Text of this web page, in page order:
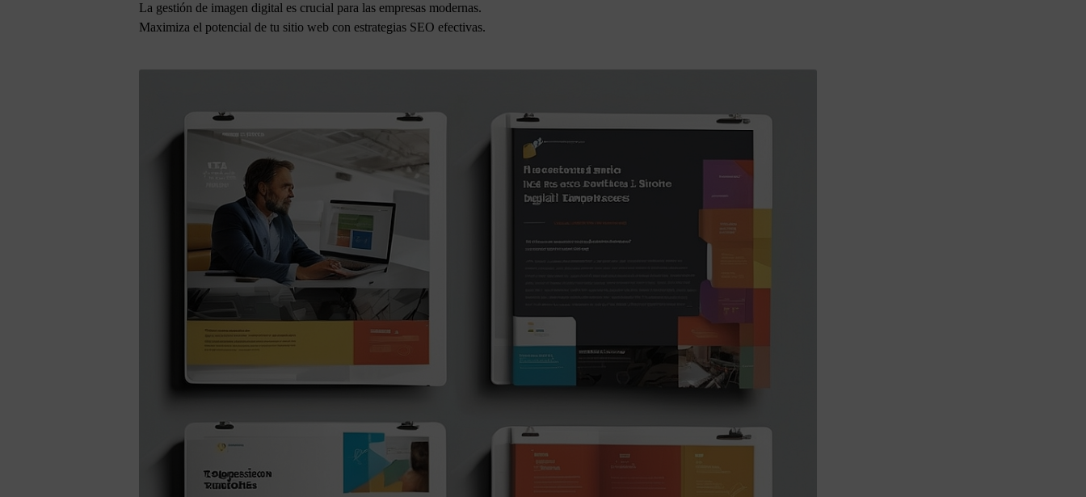
La gestión de imagen digital es crucial para las empresas modernas.
Maximiza el potencial de tu sitio web con estrategias SEO efectivas.